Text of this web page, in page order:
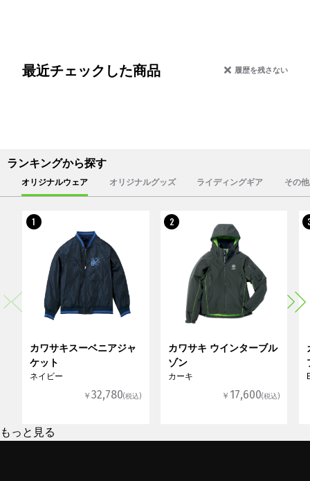
最近チェックした商品 履歴を残さない
ランキングから探す
オリジナルウェア オリジナルグッズ ライディングギア その
1
カワサキスーベニアジャ
ケット
ネイビー
￥32,780(税込)
2
カワサキ ウインターブル
ゾン
カーキ
￥ 17,600(税込)
もっと見る